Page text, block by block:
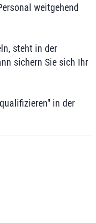
weitgehend
steht in der
sichern Sie sich Ihr
in der